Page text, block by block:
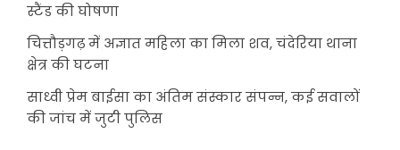
स्टैंड की घोषणा
चित्तौड़गढ़ में अज्ञात महिला का मिला शव, चंदेरिया थाना
क्षेत्र की घटना
साध्वी प्रेम बाईसा का अंतिम संस्कार संपन्न, कई सवालों
की जांच में जुटी पुलिस